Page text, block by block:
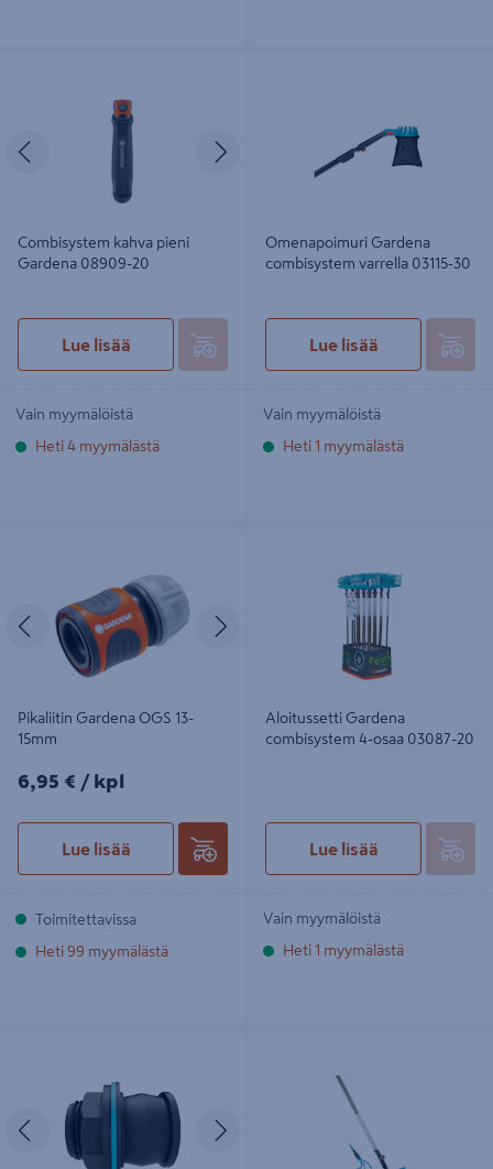
Combisystem kahva pieni
Gardena 08909-20
Lue lisää
Vain myymälöistä
Heti 4 myymälästä
Omenapoimuri Gardena
combisystem varrella 03115-30
Lue lisää
Vain myymälöistä
Heti 1 myymälästä
Edellinen
Pikaliitin Gardena OGS 13-
15mm
6,95€/kpl
6,95 € / kpl
Lue lisää
Toimitettavissa
Heti 99 myymälästä
Aloitussetti Gardena
combisystem 4-osaa 03087-20
Lue lisää
Vain myymälöistä
Heti 1 myymälästä
Edellinen